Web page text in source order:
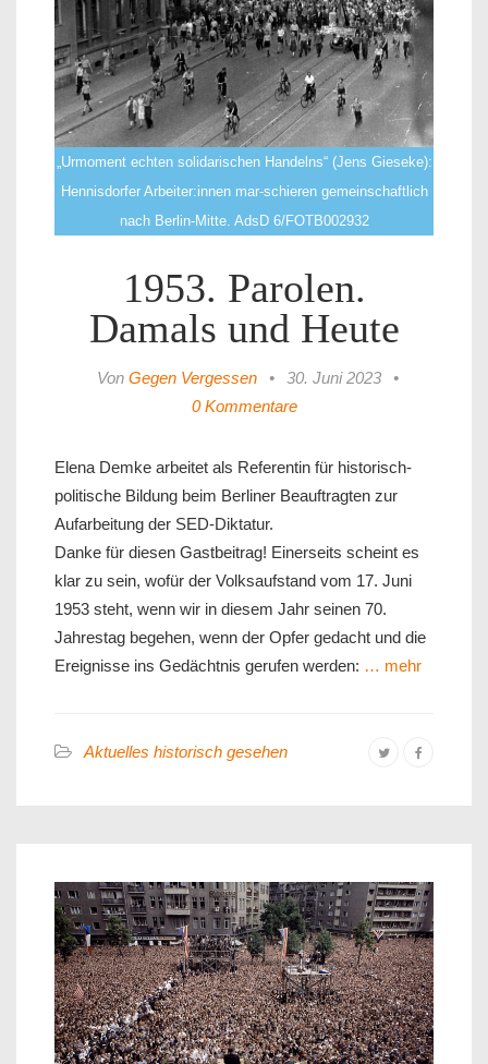
„Urmoment echten solidarischen Handelns“ (Jens Gieseke):
Hennisdorfer Arbeiter:innen mar-schieren gemeinschaftlich
nach Berlin-Mitte. AdsD 6/FOTB002932
1953. Parolen.
Damals und Heute
Von Gegen Vergessen • 30. Juni 2023
•
0 Kommentare
Elena Demke arbeitet als Referentin für historisch-
politische Bildung beim Berliner Beauftragten zur
Aufarbeitung der SED-Diktatur.
Danke für diesen Gastbeitrag! Einerseits scheint es
klar zu sein, wofür der Volksaufstand vom 17. Juni
1953 steht, wenn wir in diesem Jahr seinen 70.
Jahrestag begehen, wenn der Opfer gedacht und die
Ereignisse ins Gedächtnis gerufen werden: … mehr
Aktuelles historisch gesehen